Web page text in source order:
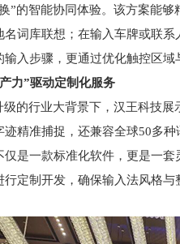
”的智能协同体验。该方案能
词库联想；在输入车牌或联
入步骤，更通过优化触控区
”驱动定制化服务
行业大背景下，汉王科技展
精准捕捉，还兼容全球50多种
一款标准化软件，更是一套
定制开发，确保输入法风格与